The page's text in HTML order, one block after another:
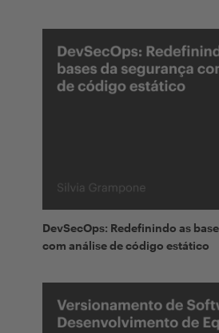
DevSecOps: Redefinindo as
com análise de código estático